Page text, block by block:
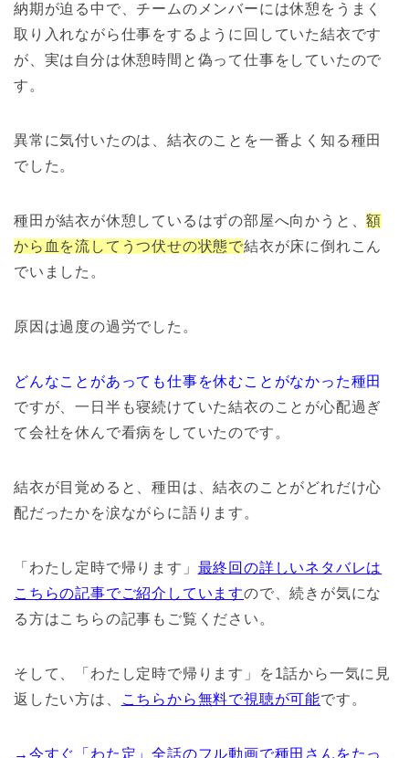
納期が迫る中で、チームのメンバーには休憩をうまく
取り入れながら仕事をするように回していた結衣です
が、実は自分は休憩時間と偽って仕事をしていたので
す。
異常に気付いたのは、結衣のことを一番よく知る種田
でした。
種田が結衣が休憩しているはずの部屋へ向かうと、額
から血を流してうつ伏せの状態で結衣が床に倒れこん
でいました。
原因は過度の過労でした。
どんなことがあっても仕事を休むことがなかった種田
ですが、一日半も寝続けていた結衣のことが心配過ぎ
て会社を休んで看病をしていたのです。
結衣が目覚めると、種田は、結衣のことがどれだけ心
配だったかを涙ながらに語ります。
「わたし定時で帰ります」 最終回の詳しいネタバレは
こちらの記事でご紹介していますので、続きが気にな
る方はこちらの記事もご覧ください。
そして、「わたし定時で帰ります」を1話から一気に見
返したい方は、
こちらから無料で視聴が可能です。
→今すぐ「わた定」全話のフル動画で種田さんをたっ